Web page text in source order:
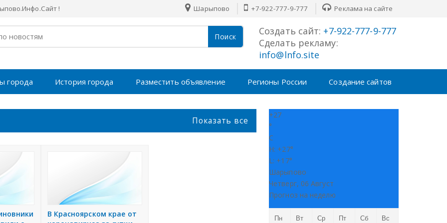
! Шарыпово +7-922-777-9-777 Реклама на сайте
Поиск Создать сайт: +7-922-777-9-777
Сделать рекламу:
info@lnfo.site
города История города Разместить объявление Регионы России Создание сайтов
Показать все
В Красноярском крае от
+27
°
C
H: +27°
L: +17°
Шарыпово
Четверг, 06 Август
Прогноз на неделю
Пн Вт Ср Пт Сб Вс